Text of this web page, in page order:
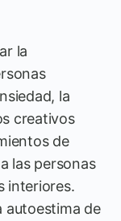
la
la
creativos
de
las personas
interiores.
autoestima de